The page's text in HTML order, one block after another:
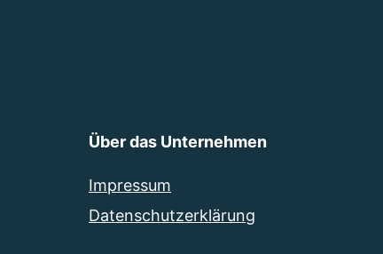
Über das Unternehmen
Impressum
Datenschutzerklärung